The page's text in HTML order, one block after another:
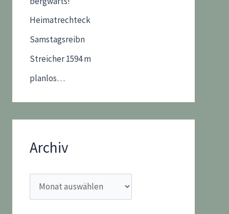
Heimatrechteck
Samstagsreibn
Streicher 1594 m
planlos…
Archiv
r